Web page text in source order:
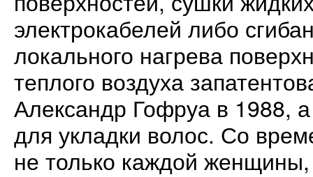
электрокабелей либо
локального нагрева
теплого воздуха
Александр Гофруа в 1988,
для укладки волос. Со
не только каждой